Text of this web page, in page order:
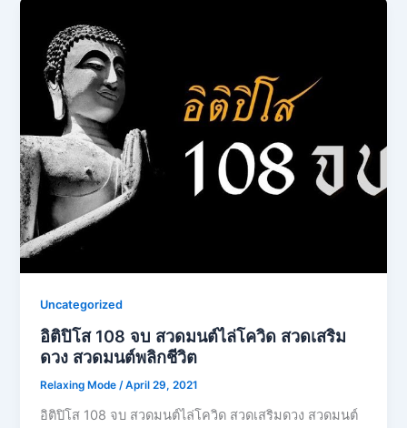
Uncategorized
อิติปิโส 108 จบ สวดมนต์ไล่โควิด สวดเสริม
ดวง สวดมนต์พลิกชีวิต
Relaxing Mode/April 29, 2021
อิติปิโส 108 จบ สวดมนต์ไล่โควิด สวดเสริมดวง สวดมนต์